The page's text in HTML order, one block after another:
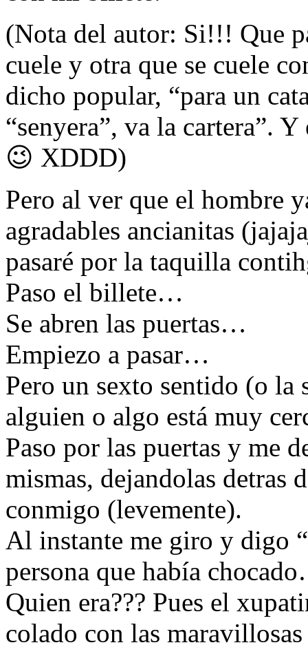
(Nota del autor: Si!!! Que
cuele y otra que se cuele
dicho popular, “para un
“senyera”, va la cartera”.
😉 XDDD)
Pero al ver que el hombre
agradables ancianitas
pasaré por la taquilla
Paso el billete…
Se abren las puertas…
Empiezo a pasar…
Pero un sexto sentido (o la
alguien o algo está muy
Paso por las puertas y me
mismas, dejandolas detras
conmigo (levemente).
Al instante me giro y digo
persona que había
Quien era??? Pues el
colado con las